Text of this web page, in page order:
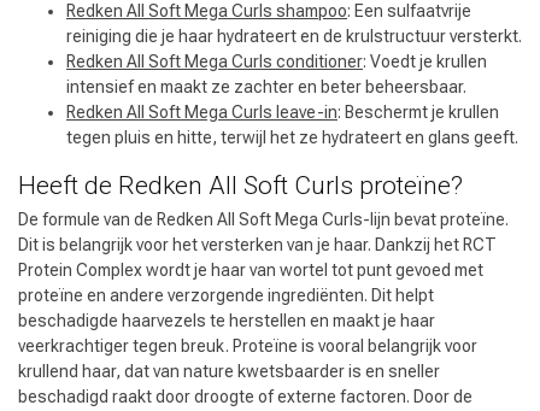
Redken All Soft Mega Curls shampoo: Een sulfaatvrije
reiniging die je haar hydrateert en de krulstructuur versterkt.
Redken All Soft Mega Curls conditioner: Voedt je krullen
intensief en maakt ze zachter en beter beheersbaar.
Redken All Soft Mega Curls leave-in: Beschermt je krullen
tegen pluis en hitte, terwijl het ze hydrateert en glans geeft.
Heeft de Redken All Soft Curls proteïne?
De formule van de Redken All Soft Mega Curls-lijn bevat proteïne.
Dit is belangrijk voor het versterken van je haar. Dankzij het RCT
Protein Complex wordt je haar van wortel tot punt gevoed met
proteïne en andere verzorgende ingrediënten. Dit helpt
beschadigde haarvezels te herstellen en maakt je haar
veerkrachtiger tegen breuk. Proteïne is vooral belangrijk voor
krullend haar, dat van nature kwetsbaarder is en sneller
beschadigd raakt door droogte of externe factoren. Door de